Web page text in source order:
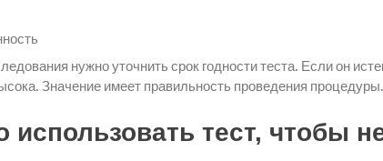
нужно уточнить срок годности теста. Если он
Значение имеет правильность проведения процедуры.
использовать тест, чтобы